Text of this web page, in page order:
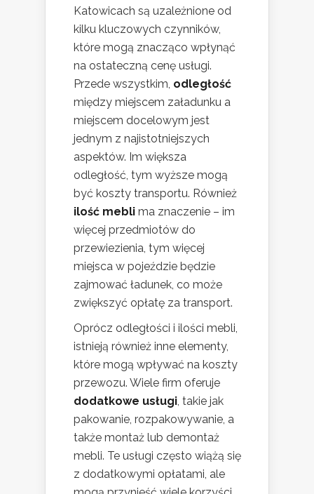
Katowicach są uzależnione od
kilku kluczowych czynników,
które mogą znacząco wpłynąć
na ostateczną cenę usługi.
Przede wszystkim, odległość
między miejscem załadunku a
miejscem docelowym jest
jednym z najistotniejszych
aspektów. Im większa
odległość, tym wyższe mogą
być koszty transportu. Również
ilość mebli ma znaczenie – im
więcej przedmiotów do
przewiezienia, tym więcej
miejsca w pojeździe będzie
zajmować ładunek, co może
zwiększyć opłatę za transport.
Oprócz odległości i ilości mebli,
istnieją również inne elementy,
które mogą wpływać na koszty
przewozu. Wiele firm oferuje
dodatkowe usługi, takie jak
pakowanie, rozpakowywanie, a
także montaż lub demontaż
mebli. Te usługi często wiążą się
z dodatkowymi opłatami, ale